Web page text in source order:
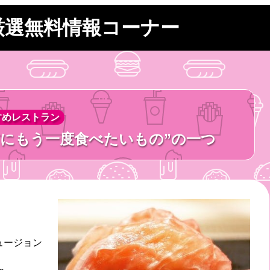
無料情報コーナー
レストラン
もう一度食べたいもの”の一つ
ージョン